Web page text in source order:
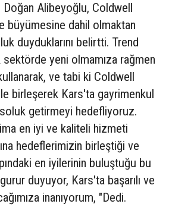
Doğan Alibeyoğlu, Coldwell
büyümesine dahil olmaktan
duyduklarını belirtti. Trend
yeni olmamıza rağmen
ve tabi ki Coldwell
birleşerek Kars'ta gayrimenkul
getirmeyi hedefliyoruz.
en iyi ve kaliteli hizmeti
hedeflerimizin birleştiği ve
en iyilerinin buluştuğu bu
duyuyor, Kars'ta başarılı ve
inanıyorum, "Dedi.